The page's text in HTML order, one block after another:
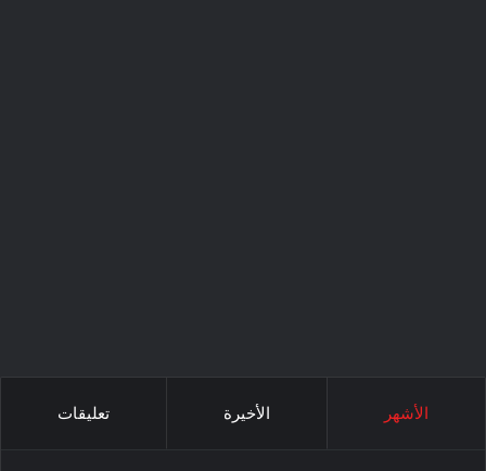
الأشهر الأخيرة تعليقات